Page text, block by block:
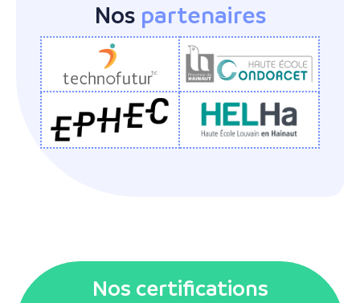
Nos partenaires
Nos certifications